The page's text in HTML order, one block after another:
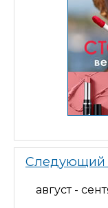
Следующий
август -